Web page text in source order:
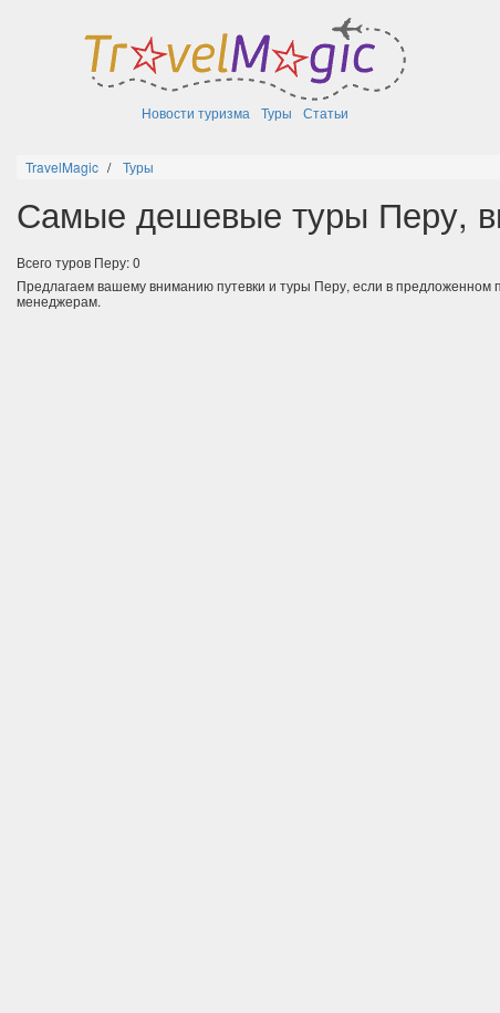
Новости туризма Туры Статьи
TravelMagic Туры
Самые дешевые туры Перу,
Всего туров Перу: 0
Предлагаем вашему вниманию путевки и туры Перу, если в
менеджерам.